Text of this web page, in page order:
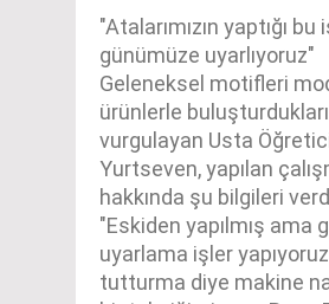
"Atalarımızın yaptığı bu
günümüze uyarlıyoruz"
Geleneksel motifleri
ürünlerle
vurgulayan Usta
Yurtseven, yapılan
hakkında şu bilgileri
"Eskiden yapılmış ama
uyarlama işler
tutturma diye makine